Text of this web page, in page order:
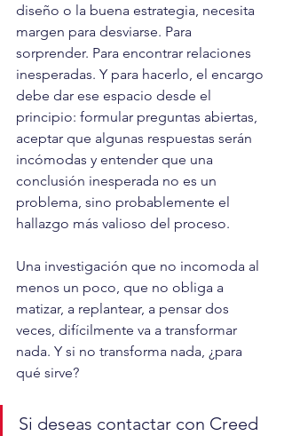
diseño o la buena estrategia, necesita
margen para desviarse. Para
sorprender. Para encontrar relaciones
inesperadas. Y para hacerlo, el encargo
debe dar ese espacio desde el
principio: formular preguntas abiertas,
aceptar que algunas respuestas serán
incómodas y entender que una
conclusión inesperada no es un
problema, sino probablemente el
hallazgo más valioso del proceso.
Una investigación que no incomoda al
menos un poco, que no obliga a
matizar, a replantear, a pensar dos
veces, difícilmente va a transformar
nada. Y si no transforma nada, ¿para
qué sirve?
Si deseas contactar con Creed